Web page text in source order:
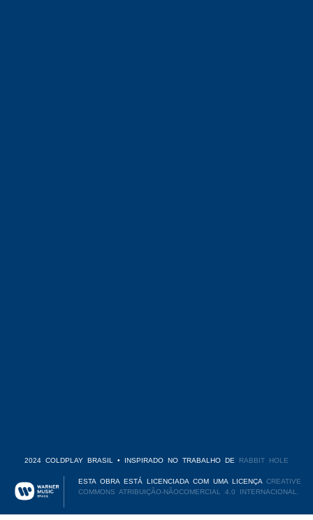
2024 COLDPLAY BRASIL • INSPIRADO NO TRABALHO DE RABBIT HOLE
ESTA OBRA ESTÁ LICENCIADA COM UMA LICENÇACREATIVE
COMMONS ATRIBUIÇÃO-NÃOCOMERCIAL 4.0 INTERNACIONAL.